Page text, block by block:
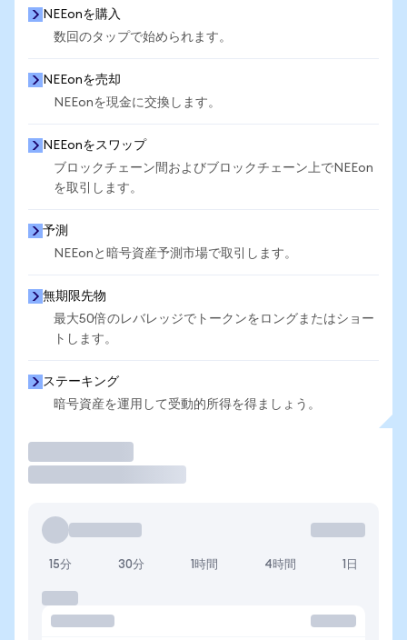
NEEonを購入
数回のタップで始められます。
NEEonを売却
NEEonを現金に交換します。
NEEonをスワップ
ブロックチェーン間およびブロックチェーン上でNEEon
を取引します。
予測
NEEonと暗号資産予測市場で取引します。
無期限先物
最大50倍のレバレッジでトークンをロングまたはショー
トします。
ステーキング
暗号資産を運用して受動的所得を得ましょう。
15分 30分 1時間 4時間 1日